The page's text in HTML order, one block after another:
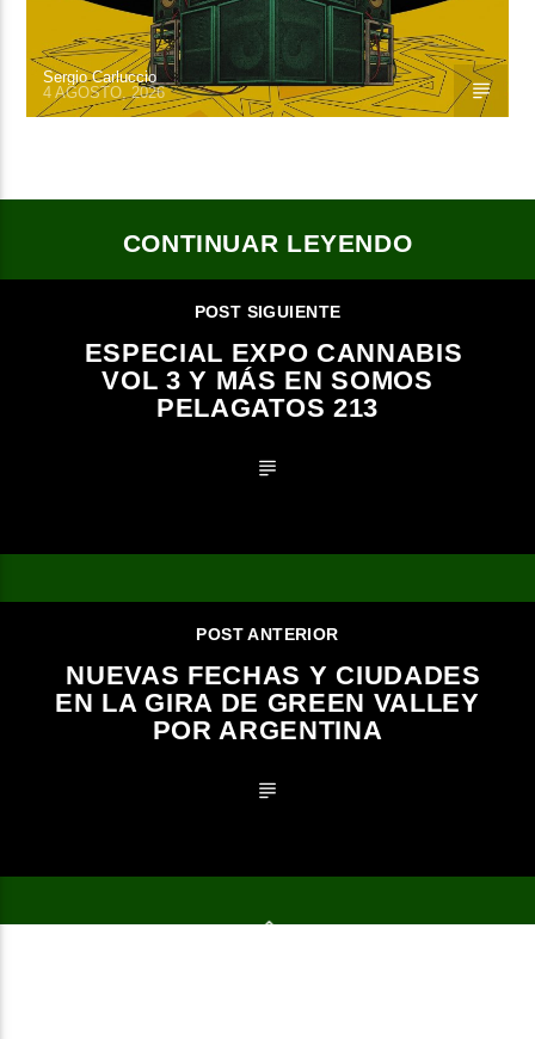
Sergio Carluccio
4 AGOSTO, 2026
CONTINUAR LEYENDO
POST SIGUIENTE
ESPECIAL EXPO CANNABIS
VOL 3 Y MÁS EN SOMOS
PELAGATOS 213
POST ANTERIOR
NUEVAS FECHAS Y CIUDADES
EN LA GIRA DE GREEN VALLEY
POR ARGENTINA